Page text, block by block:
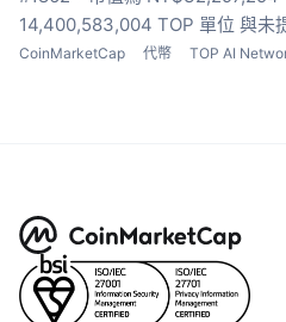
14,400,583,004 TOP 單位 與未
CoinMarketCap 代幣 TOP AI